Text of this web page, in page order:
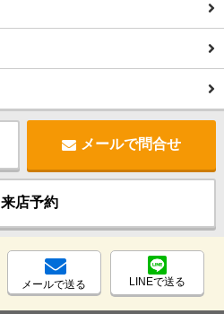
メールで問合せ
来店予約
メールで送る LINEで送る